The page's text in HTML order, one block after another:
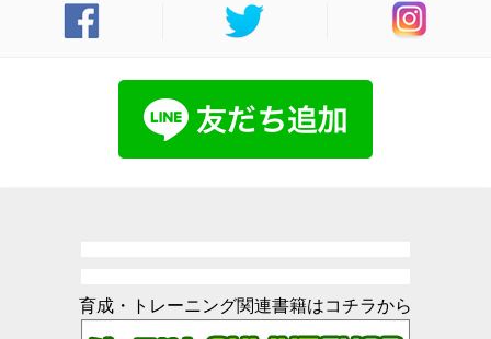
育成・トレーニング関連書籍はコチラから